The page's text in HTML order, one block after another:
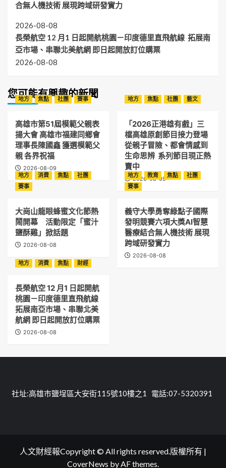
合無人機技術 展現跨域研發實力
2026-08-08
長榮航空 12 月1 日起開航桃園－印度德里直飛航線 拓展南
亞市場、串聯北美航網 即日起開放訂位購票
2026-08-08
您可能有興趣的新聞
地方 焦點 社團 賽事
高雄市第51屆模範父親表
揚大會 高雄市福建同鄉會
理事長陳國鑫 獲選模範父
親 各界祝福
2026-08-09
地方 焦點 社團 藝文
「2026正港雄有戲」三
檔高雄原創節目接力登場
從親子冒險、都會情感到
生命思辨 系列節目現正熱
賣中
2026-08-09
地方 消費 焦點
社團
賽事
大崗山龍眼蜂蜜文化節熱
鬧開幕 活動限定「蜜汁
鹽酥雞」掀話題
2026-08-08
地方 教育 焦點
社團
賽事
義守大學勇奪綠點子國際
發明競賽六項大獎AI智慧
醫療結合無人機技術 展現
跨域研發實力
2026-08-08
地方
消費 焦點 財經
長榮航空 12 月1 日起開航
桃園－印度德里直飛航線
拓展南亞市場、串聯北美
航網 即日起開放訂位購票
2026-08-08
社址:高雄市鹽埕區大安街115號10樓之1 電話:07-5320391
人文財經報Copyright © All rights reserved.版權所有 |
CoverNews by AF themes.